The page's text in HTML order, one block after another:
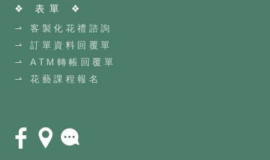
❖ 表單 ❖
⇀ 客製化花禮諮詢
⇀ 訂單資料回覆單
⇀ ATM轉帳回覆單
⇀ 花藝課程報名